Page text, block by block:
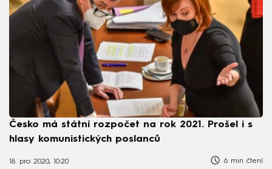
Česko má státní rozpočet na rok 2021. Prošel i s
hlasy komunistických poslanců
18. pro 2020, 10:20 6 min čtení